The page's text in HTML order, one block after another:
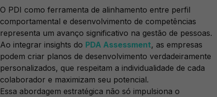
O PDI como ferramenta de alinhamento entre perfil
comportamental e desenvolvimento de competências
representa um avanço significativo na gestão de pessoas.
Ao integrar insights do PDA Assessment, as empresas
podem criar planos de desenvolvimento verdadeiramente
personalizados, que respeitam a individualidade de cada
colaborador e maximizam seu potencial.
Essa abordagem estratégica não só impulsiona o